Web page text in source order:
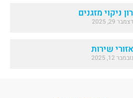
ניקוי מזגנים
דצמבר 29, 2025
אזורי שירות
נובמבר 12, 2025